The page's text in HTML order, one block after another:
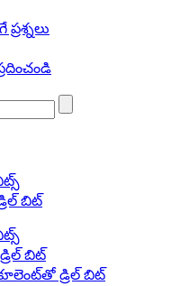
బిట్
బిట్
డ్రిల్ బిట్